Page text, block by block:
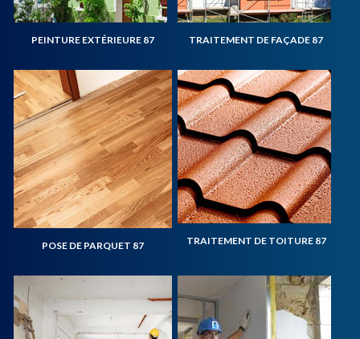
PEINTURE EXTÉRIEURE 87 TRAITEMENT DE FAÇADE 87
POSE DE PARQUET 87 TRAITEMENT DE TOITURE 87